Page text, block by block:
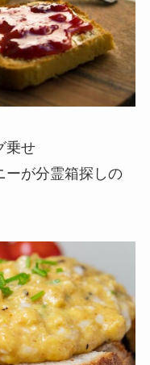
乗せ
ーが分霊箱探しの